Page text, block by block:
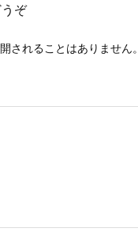
ぞ
されることはありません。